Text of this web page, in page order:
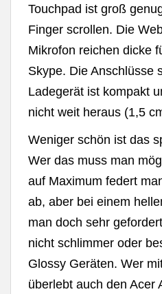
Touchpad ist groß
Finger scrollen. Die
Mikrofon reichen dicke
Skype. Die Anschlüsse
Ladegerät ist kompakt
nicht weit heraus (1,5
Weniger schön ist das
Wer das muss man
auf Maximum federt
ab, aber bei einem
man doch sehr
nicht schlimmer oder
Glossy Geräten. Wer
überlebt auch den Acer